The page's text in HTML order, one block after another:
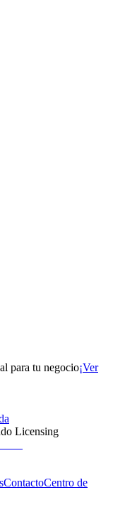
para tu negocio¡Ver
Licensing
ContactoCentro de